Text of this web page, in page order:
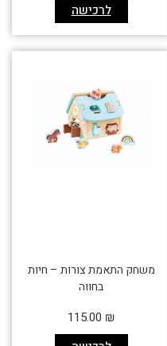
לרכישה
משחק התאמת צורות – חיות
בחווה
115.00 ₪